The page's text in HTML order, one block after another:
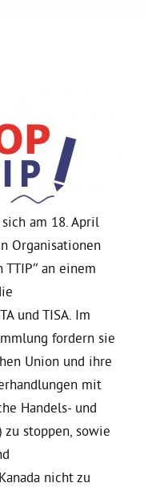
am 18. April
Organisationen
TTIP“ an einem
und TISA. Im
fordern sie
Union und ihre
mit
Handels- und
stoppen, sowie
nicht zu